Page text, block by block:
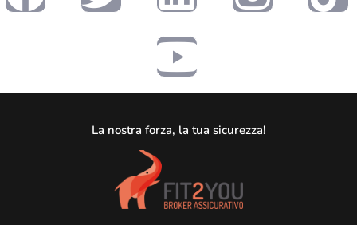
La nostra forza, la tua sicurezza!